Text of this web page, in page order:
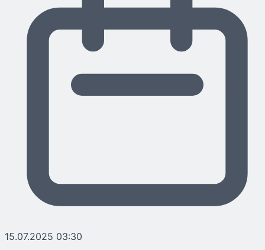
15.07.2025 03:30